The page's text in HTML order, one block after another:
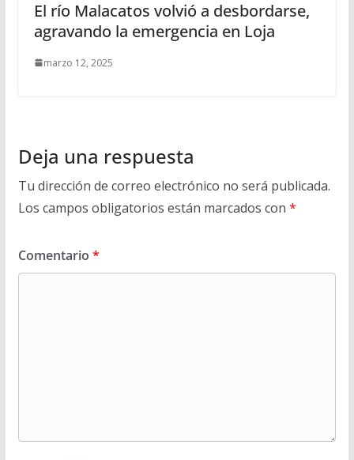
El río Malacatos volvió a desbordarse,
agravando la emergencia en Loja
marzo 12, 2025
Deja una respuesta
Tu dirección de correo electrónico no será publicada.
Los campos obligatorios están marcados con *
Comentario *